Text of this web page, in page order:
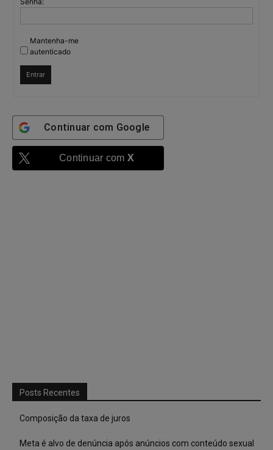
Mantenha-me
autenticado
Entrar
Continuar com Google
Continuar com X
Posts Recentes
Composição da taxa de juros
Meta é alvo de denúncia após anúncios com conteúdo sexual